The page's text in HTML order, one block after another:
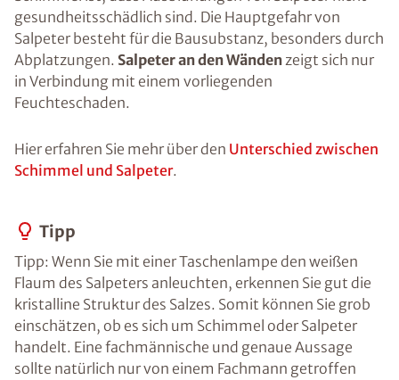
gesundheitsschädlich sind. Die Hauptgefahr von
Salpeter besteht für die Bausubstanz, besonders durch
Abplatzungen. Salpeter an den Wändenzeigt sich nur
in Verbindung mit einem vorliegenden
Feuchteschaden.
Hier erfahren Sie mehr über den Unterschied zwischen
Schimmel und Salpeter.
Tipp
Tipp: Wenn Sie mit einer Taschenlampe den weißen
Flaum des Salpeters anleuchten, erkennen Sie gut die
kristalline Struktur des Salzes. Somit können Sie grob
einschätzen, ob es sich um Schimmel oder Salpeter
handelt. Eine fachmännische und genaue Aussage
sollte natürlich nur von einem Fachmann getroffen